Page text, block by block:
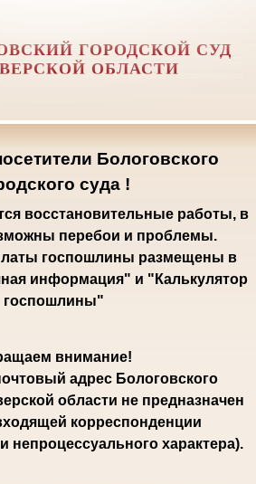
ГОРОДСКОЙ СУД
ОБЛАСТИ
Бологовского
суда !
восстановительные работы, в
перебои и проблемы.
госпошлины размещены в
информация" и "Калькулятор
госпошлины"
внимание!
адрес Бологовского
области не предназначен
корреспонденции
непроцессуального характера).